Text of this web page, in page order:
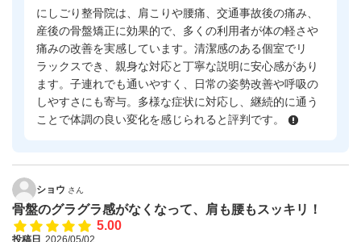
にしごり整骨院は、肩こりや腰痛、交通事故後の痛み、
産後の骨盤矯正に効果的で、多くの利用者が体の軽さや
痛みの改善を実感しています。清潔感のある個室でリ
ラックスでき、親身な対応と丁寧な説明に安心感があり
ます。子連れでも通いやすく、日常の姿勢改善や呼吸の
しやすさにも寄与。多様な症状に対応し、継続的に通う
ことで体調の良い変化を感じられると評判です。
ショウ さん
骨盤のグラグラ感がなくなって、肩も腰もスッキリ！
5.00
投稿日 2026/05/02